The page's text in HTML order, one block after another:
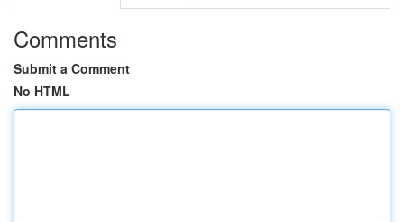
Comments
Submit a Comment
No HTML